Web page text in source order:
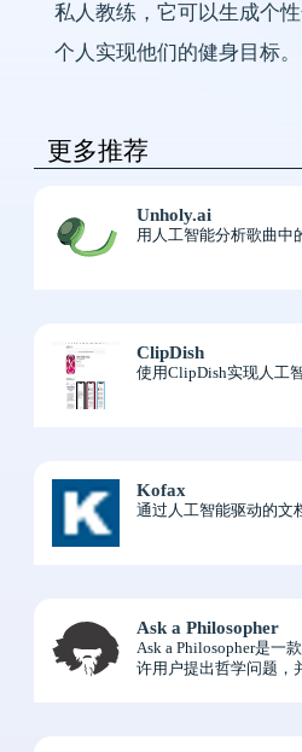
私人教练，它可以生成个
个人实现他们的健身目标。
更多推荐
Unholy.ai
用人工智能分析歌曲中
ClipDish
使用ClipDish实现人工
Kofax
通过人工智能驱动的文
Ask a Philosopher
Ask a Philosopher是一
许用户提出哲学问题，